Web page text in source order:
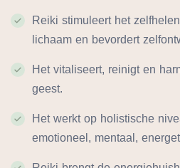
Reiki stimuleert het
lichaam en bevordert
Het vitaliseert, reinigt en
geest.
Het werkt op holistische
emotioneel, mentaal,